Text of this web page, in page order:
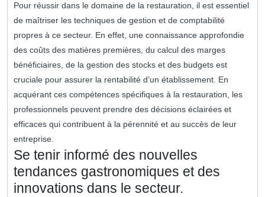
Pour réussir dans le domaine de la restauration, il est essentiel
de maîtriser les techniques de gestion et de comptabilité
propres à ce secteur. En effet, une connaissance approfondie
des coûts des matières premières, du calcul des marges
bénéficiaires, de la gestion des stocks et des budgets est
cruciale pour assurer la rentabilité d’un établissement. En
acquérant ces compétences spécifiques à la restauration, les
professionnels peuvent prendre des décisions éclairées et
efficaces qui contribuent à la pérennité et au succès de leur
entreprise.
Se tenir informé des nouvelles
tendances gastronomiques et des
innovations dans le secteur.